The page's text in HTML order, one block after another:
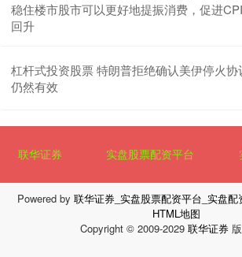
稳住楼市股市可以更好地提振消费，促进
回升
杠杆式投资股票 特朗普拒绝确认美伊停火协
仍然有效
联华证券 实盘股票配资平台
Powered by 联华证券_实盘股票配资平台_实盘配
HTML地图
Copyright © 2009-2029 联华证券版